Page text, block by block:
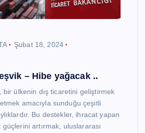
Şubat 18, 2024
– Hibe yağacak ..
bir ülkenin dış ticaretini geliştirmek
amacıyla sunduğu çeşitli
Bu destekler, ihracat yapan
artırmak, uluslararası